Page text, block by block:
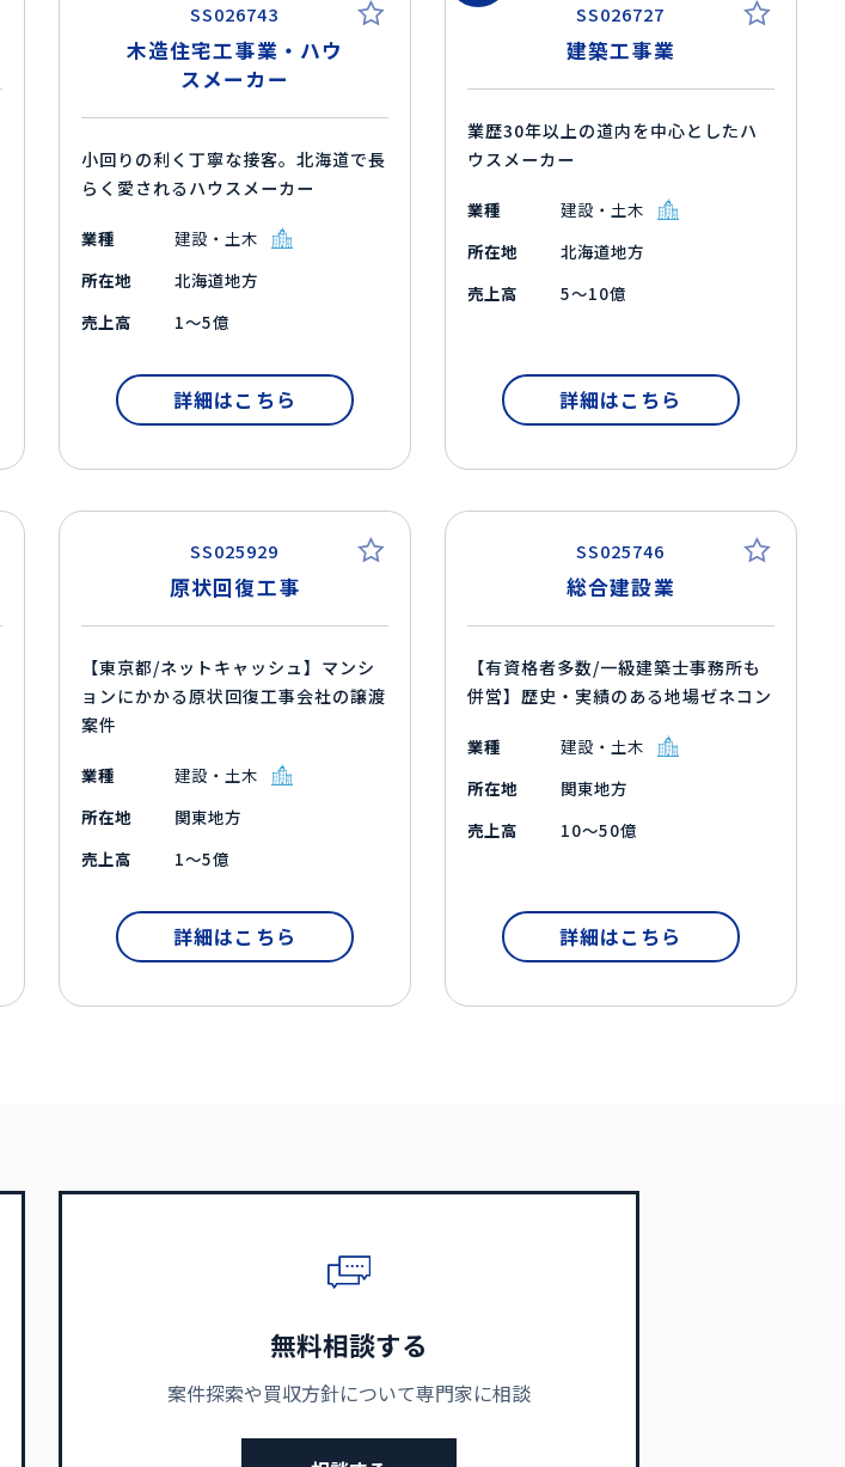
SS026743
木造住宅工事業・ハウ
スメーカー
小回りの利く丁寧な接客。北海道で長
らく愛されるハウスメーカー
業種
建設・土木
所在地
北海道地方
売上高
1～5億
詳細はこちら
SS026727
建築工事業
業歴30年以上の道内を中心としたハ
ウスメーカー
業種
建設・土木
所在地
北海道地方
売上高
5～10億
詳細はこちら
SS025929
原状回復工事
【東京都/ネットキャッシュ】マンシ
ョンにかかる原状回復工事会社の譲渡
案件
業種
建設・土木
所在地
関東地方
売上高
1～5億
詳細はこちら
SS025746
総合建設業
【有資格者多数/一級建築士事務所も
併営】歴史・実績のある地場ゼネコン
業種
建設・土木
所在地
関東地方
売上高
10～50億
詳細はこちら
無料相談する
案件探索や買収方針について専門家に相談